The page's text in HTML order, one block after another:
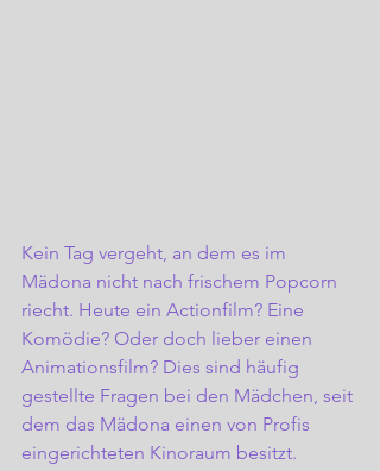
Kein Tag vergeht, an dem es im
Mädona nicht nach frischem Popcorn
riecht. Heute ein Actionfilm? Eine
Komödie? Oder doch lieber einen
Animationsfilm? Dies sind häufig
gestellte Fragen bei den Mädchen, seit
dem das Mädona einen von Profis
eingerichteten Kinoraum besitzt.